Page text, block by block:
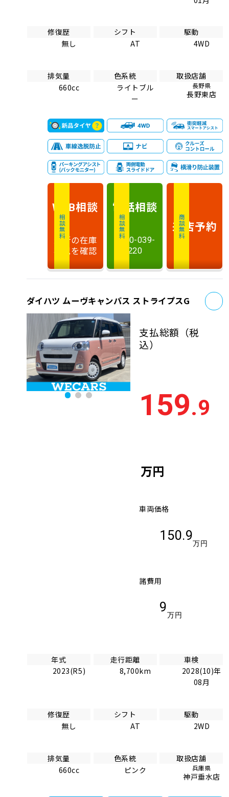
修復歴
無し
シフト
AT
駆動
4WD
排気量
660cc
色系統
ライトブル
ー
取扱店舗
長野県
長野東店
相談無料
WEB相談
最新の在庫
状況を確認
相談無料
電話相談
0120-039-
220
商談無料
来店予約
ダイハツ ムーヴキャンバス ストライプスG
支払総額 （税
込）
159.9
万円
車両価格
150.9
万円
諸費用
9
万円
年式
2023(R5)
走行距離
8,700km
車検
2028(10)年
08月
修復歴
無し
シフト
AT
駆動
2WD
排気量
660cc
色系統
ピンク
取扱店舗
兵庫県
神戸垂水店